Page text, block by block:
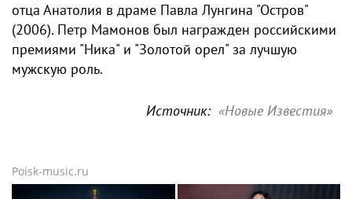
отца Анатолия в драме Павла Лунгина "Остров"
(2006). Петр Мамонов был награжден российскими
премиями "Ника" и "Золотой орел" за лучшую
мужскую роль.
Источник: «Новые Известия»
Poisk-music.ru